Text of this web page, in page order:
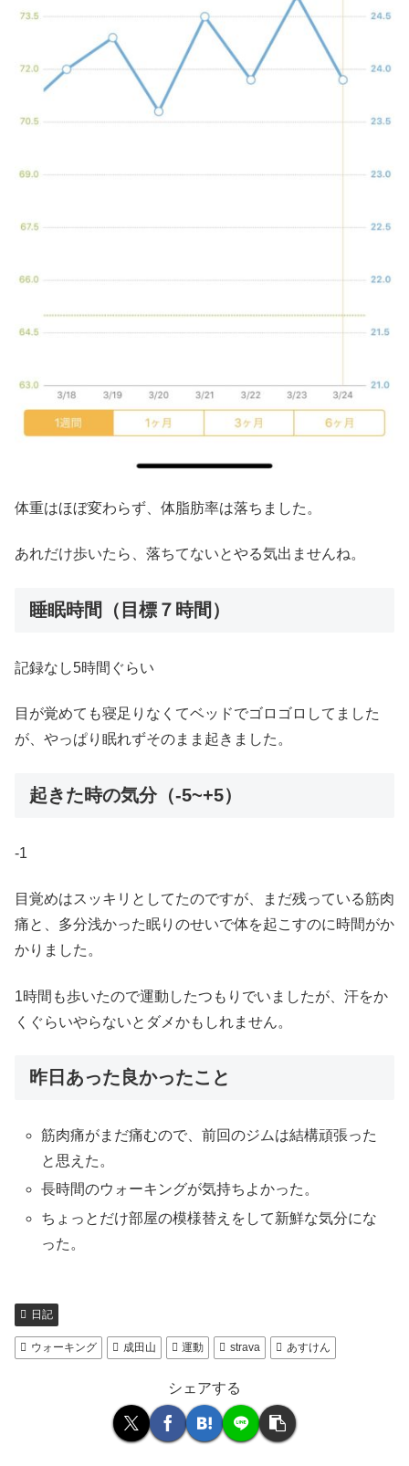
体重はほぼ変わらず、体脂肪率は落ちました。
あれだけ歩いたら、落ちてないとやる気出ませんね。
睡眠時間（目標７時間）
記録なし5時間ぐらい
目が覚めても寝足りなくてベッドでゴロゴロしてました
が、やっぱり眠れずそのまま起きました。
起きた時の気分（-5~+5）
-1
目覚めはスッキリとしてたのですが、まだ残っている筋肉
痛と、多分浅かった眠りのせいで体を起こすのに時間がか
かりました。
1時間も歩いたので運動したつもりでいましたが、汗をか
くぐらいやらないとダメかもしれません。
昨日あった良かったこと
筋肉痛がまだ痛むので、前回のジムは結構頑張った
と思えた。
長時間のウォーキングが気持ちよかった。
ちょっとだけ部屋の模様替えをして新鮮な気分にな
った。
日記
ウォーキング 成田山 運動 strava あすけん
シェアする